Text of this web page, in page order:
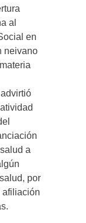
al
en
neivano
a
por
afiliación